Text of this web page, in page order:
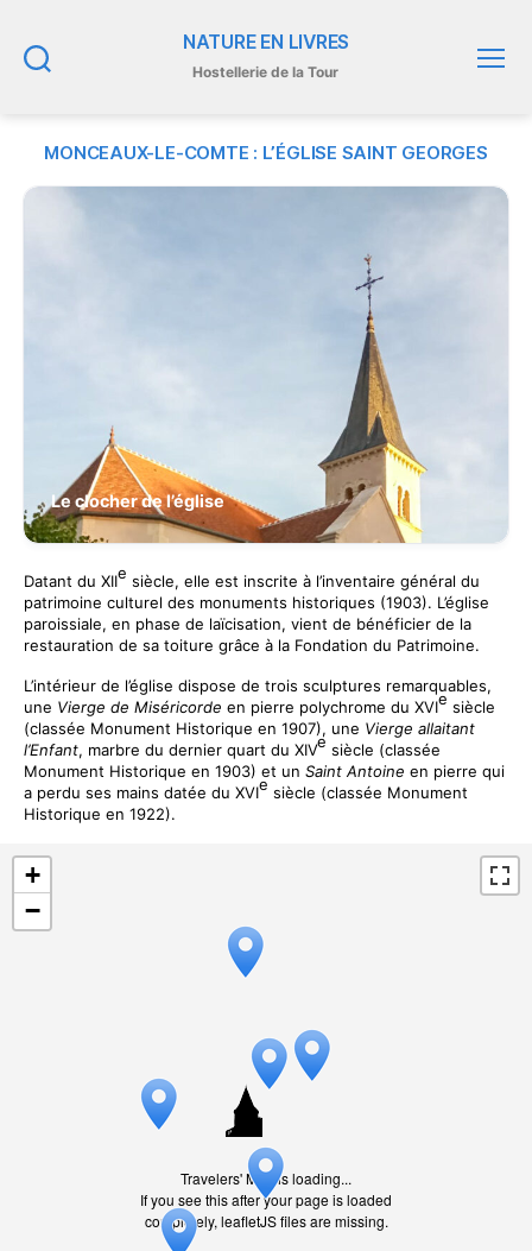
NATURE EN LIVRES
Hostellerie de la Tour
MONCEAUX-LE-COMTE : L’ÉGLISE SAINT GEORGES
Le clocher de l’église
Datant du XIIe siècle, elle est inscrite à l’inventaire général du
patrimoine culturel des monuments historiques (1903). L’église
paroissiale, en phase de laïcisation, vient de bénéficier de la
restauration de sa toiture grâce à la Fondation du Patrimoine.
L’intérieur de l’église dispose de trois sculptures remarquables,
une Vierge de Miséricorde en pierre polychrome du XVIe siècle
(classée Monument Historique en 1907), une Vierge allaitant
l’Enfant, marbre du dernier quart du XIVe siècle (classée
Monument Historique en 1903) et un Saint Antoine en pierre qui
a perdu ses mains datée du XVIe siècle (classée Monument
Historique en 1922).
Travelers' Map is loading...
If you see this after your page is loaded
completely, leafletJS files are missing.
+
−